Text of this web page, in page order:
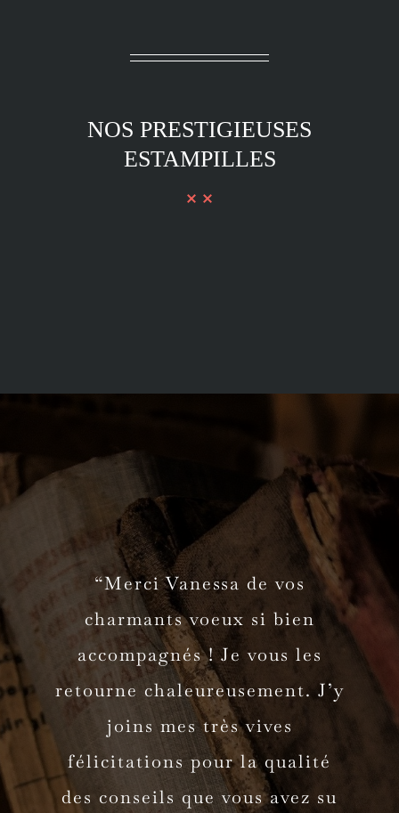
NOS PRESTIGIEUSES
ESTAMPILLES
“Merci Vanessa de vos
charmants voeux si bien
accompagnés ! Je vous les
retourne chaleureusement. J’y
joins mes très vives
félicitations pour la qualité
des conseils que vous avez su
“Antiquités Rigot se démarque
de beaucoup d’autres
antiquaires par leur offre
variée d’une grande qualité.
Ce sont de vrais professionnels
qui exercent leur métier avec
intégrité et un souci constant
“Premier achat coup de cœur à
l’origine d’une confiance
sincère, elle-même source
d’autres achats que, chaque
jour, nous apprécions sans
nous lasser. Si vous aimez
succomber à la tentation, vous